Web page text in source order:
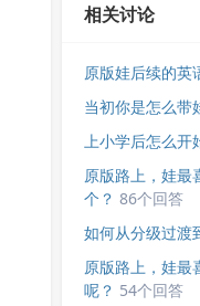
相关讨论
原版娃后续的英
当初你是怎么带
上小学后怎么开
原版路上，娃最
个？ 86个回答
如何从分级过渡
原版路上，娃最
呢？ 54个回答